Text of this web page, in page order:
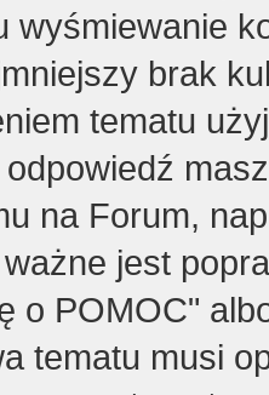
wyśmiewanie
brak
tematu
odpowiedź
na Forum,
jest
o POMOC"
tematu musi